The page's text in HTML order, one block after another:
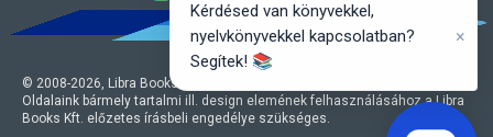
© 2008-2026, Libra Books Kft. Minden jog fenntartva.
Oldalaink bármely tartalmi ill. design elemének felhasználásához a Libra
Books Kft. előzetes írásbeli engedélye szükséges.
Kérdésed van könyvekkel,
nyelvkönyvekkel kapcsolatban?
Segítek! 📚
×